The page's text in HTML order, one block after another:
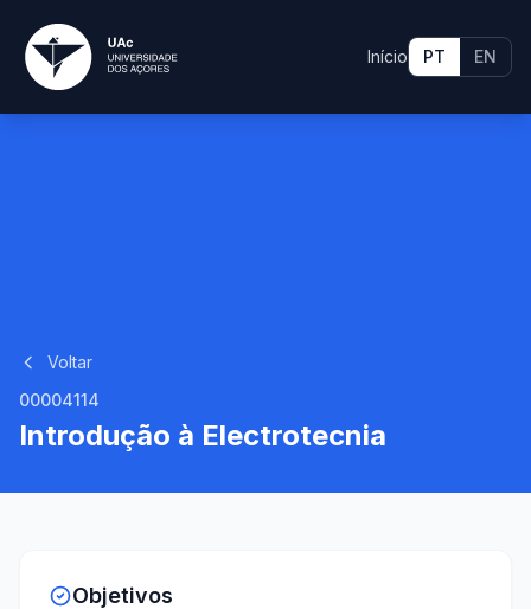
Início PT EN
Voltar
00004114
Introdução à Electrotecnia
Objetivos